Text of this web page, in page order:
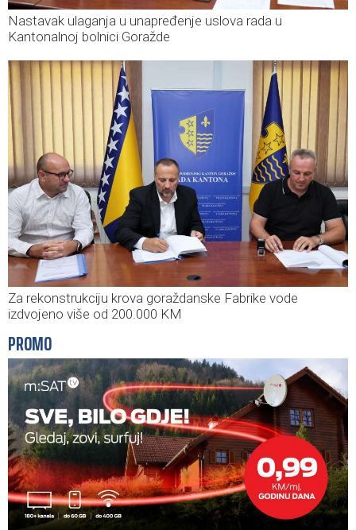
Nastavak ulaganja u unapređenje uslova rada u
Kantonalnoj bolnici Goražde
Za rekonstrukciju krova goraždanske Fabrike vode
izdvojeno više od 200.000 KM
PROMO